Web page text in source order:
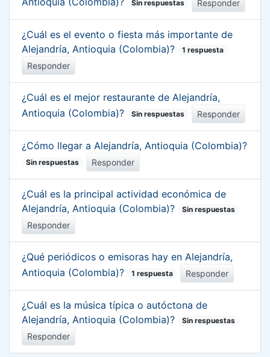
Sin respuestas Responder
¿Cuál es el evento o fiesta más importante de
Alejandría, Antioquia (Colombia)?
1 respuesta
Responder
¿Cuál es el mejor restaurante de Alejandría,
Antioquia (Colombia)?
Sin respuestas Responder
¿Cómo llegar a Alejandría, Antioquia (Colombia)?
Sin respuestas Responder
¿Cuál es la principal actividad económica de
Alejandría, Antioquia (Colombia)?
Sin respuestas
Responder
¿Qué periódicos o emisoras hay en Alejandría,
Antioquia (Colombia)?
1 respuesta Responder
¿Cuál es la música típica o autóctona de
Alejandría, Antioquia (Colombia)?
Sin respuestas
Responder